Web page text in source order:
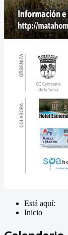
Está aquí:
Inicio